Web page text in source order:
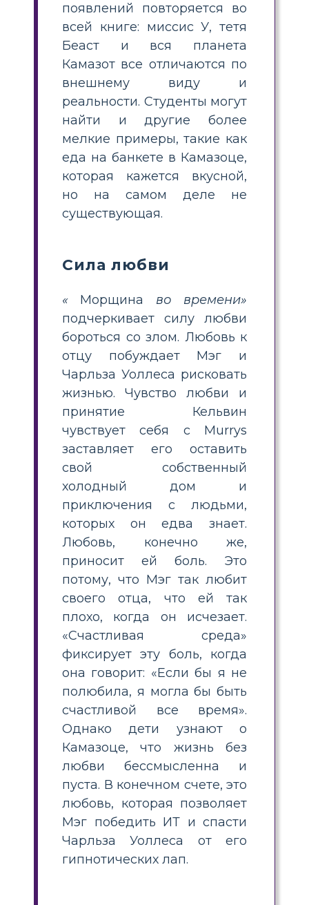
появлений повторяется во
всей книге: миссис У, тетя
Беаст и вся планета
Камазот все отличаются по
внешнему виду и
реальности. Студенты могут
найти и другие более
мелкие примеры, такие как
еда на банкете в Камазоце,
которая кажется вкусной,
но на самом деле не
существующая.
Сила любви
« Морщина во времени»
подчеркивает силу любви
бороться со злом. Любовь к
отцу побуждает Мэг и
Чарльза Уоллеса рисковать
жизнью. Чувство любви и
принятие Кельвин
чувствует себя с Murrys
заставляет его оставить
свой собственный
холодный дом и
приключения с людьми,
которых он едва знает.
Любовь, конечно же,
приносит ей боль. Это
потому, что Мэг так любит
своего отца, что ей так
плохо, когда он исчезает.
«Счастливая среда»
фиксирует эту боль, когда
она говорит: «Если бы я не
полюбила, я могла бы быть
счастливой все время».
Однако дети узнают о
Камазоце, что жизнь без
любви бессмысленна и
пуста. В конечном счете, это
любовь, которая позволяет
Мэг победить ИТ и спасти
Чарльза Уоллеса от его
гипнотических лап.